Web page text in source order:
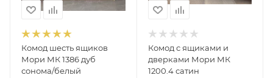
Комод шесть ящиков
Мори МК 1386 дуб
сонома/белый
Комод с ящиками и
дверками Мори МК
1200.4 сатин